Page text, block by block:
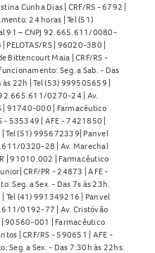
Cunha Dias | CRF/RS - 6792 |
24 horas | Tel (51)
91 – CNPJ 92.665.611/0080-
RS | 96020-380 |
Bittencourt Maia | CRF/RS -
Seg. a Sab. - Das
22h | Tel (53) 999505659 |
92.665.611/0270-24 | Av.
| 91740-000 | Farmacêutico
- 535349 | AFE - 7421850 |
Tel (51) 995672339| Panvel
0320-28 | Av. Marechal
| 91010.002 | Farmacêutico
CRF/PR - 24873 | AFE -
Seg. a Sex. - Das 7s às 23h.
| Tel (41) 991349216 | Panvel
0192-77 | Av. Cristóvão
90560-001 | Farmacêutico
| CRF/RS - 590651 | AFE -
a Sex. - Das 7:30h às 22hs.